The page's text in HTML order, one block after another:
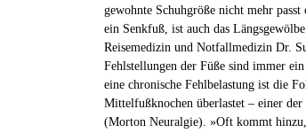
gewohnte Schuhgröße nicht mehr
ein Senkfuß, ist auch das
Reisemedizin und Notfallmedizin Dr.
Fehlstellungen der Füße sind immer
eine chronische Fehlbelastung ist die
Mittelfußknochen überlastet – einer
(Morton Neuralgie). »Oft kommt hinzu,